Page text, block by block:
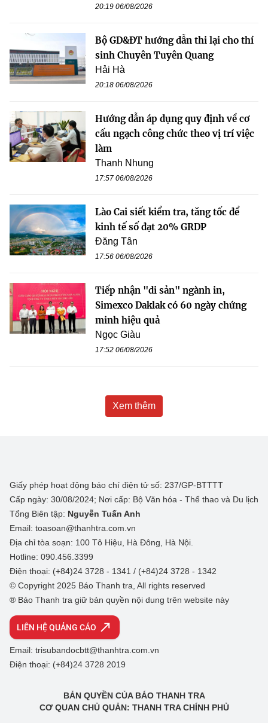
20:19 06/08/2026
Bộ GD&ĐT hướng dẫn thi lại cho thí
sinh Chuyên Tuyên Quang
Hải Hà
20:18 06/08/2026
Hướng dẫn áp dụng quy định về cơ
cấu ngạch công chức theo vị trí việc
làm
Thanh Nhung
17:57 06/08/2026
Lào Cai siết kiểm tra, tăng tốc để
kinh tế số đạt 20% GRDP
Đăng Tân
17:56 06/08/2026
Tiếp nhận "di sản" ngành in,
Simexco Daklak có 60 ngày chứng
minh hiệu quả
Ngọc Giàu
17:52 06/08/2026
Xem thêm
Giấy phép hoạt động báo chí điện tử số: 237/GP-BTTTT
Cấp ngày: 30/08/2024; Nơi cấp: Bộ Văn hóa - Thể thao và Du lịch
Tổng Biên tập: Nguyễn Tuấn Anh
Email: toasoan@thanhtra.com.vn
Địa chỉ tòa soạn: 100 Tô Hiệu, Hà Đông, Hà Nội.
Hotline: 090.456.3399
Điện thoại: (+84)24 3728 - 1341 / (+84)24 3728 - 1342
© Copyright 2025 Báo Thanh tra, All rights reserved
® Báo Thanh tra giữ bản quyền nội dung trên website này
LIÊN HỆ QUẢNG CÁO
Email: trisubandocbtt@thanhtra.com.vn
Điện thoại: (+84)24 3728 2019
BẢN QUYỀN CỦA BÁO THANH TRA
CƠ QUAN CHỦ QUẢN: THANH TRA CHÍNH PHỦ